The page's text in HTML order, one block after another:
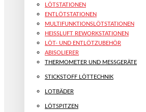
LÖTSTATIONEN
ENTLÖTSTATIONEN
MULTIFUNKTIONS­LÖTSTATIONEN
HEISSLUFT REWORKSTATIONEN
LÖT- UND ENTLÖTZUBEHÖR
ABISOLIERER
THERMOMETER UND MESSGERÄTE
STICKSTOFF LÖTTECHNIK
LOTBÄDER
LÖTSPITZEN